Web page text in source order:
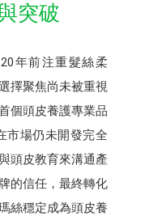
突破
年前注重髮絲柔
擇聚焦尚未被重視
個頭皮養護專業品
市場仍未開發完全
頭皮教育來溝通產
的信任，最終轉化
絲穩定成為頭皮養